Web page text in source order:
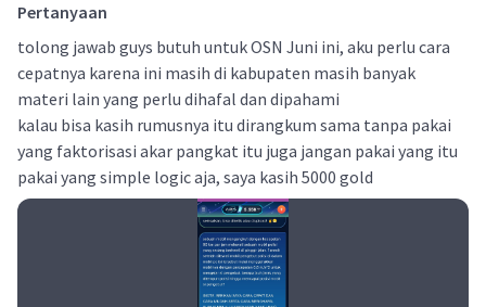
Pertanyaan
tolong jawab guys butuh untuk OSN Juni ini, aku perlu cara
cepatnya karena ini masih di kabupaten masih banyak
materi lain yang perlu dihafal dan dipahami
kalau bisa kasih rumusnya itu dirangkum sama tanpa pakai
yang faktorisasi akar pangkat itu juga jangan pakai yang itu
pakai yang simple logic aja, saya kasih 5000 gold